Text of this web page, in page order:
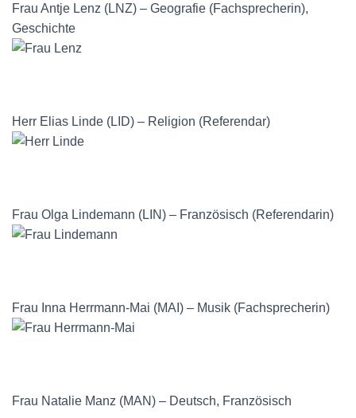
Frau Antje Lenz (LNZ) – Geografie (Fachsprecherin),
Geschichte
Herr Elias Linde (LID) – Religion (Referendar)
Frau Olga Lindemann (LIN) – Französisch (Referendarin)
Frau Inna Herrmann-Mai (MAI) – Musik (Fachsprecherin)
Frau Natalie Manz (MAN) – Deutsch, Französisch